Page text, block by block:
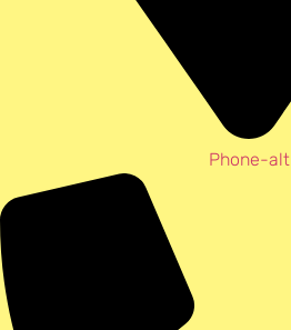
Phone-alt